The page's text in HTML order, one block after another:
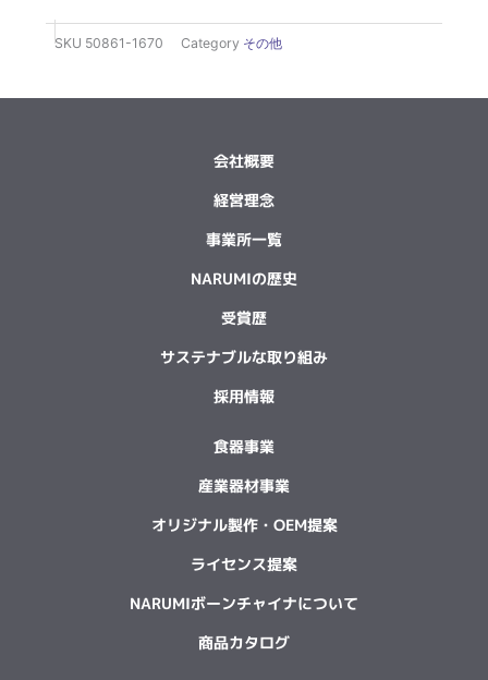
SKU 50861-1670 Category その他
会社概要
経営理念
事業所一覧
NARUMIの歴史
受賞歴
サステナブルな取り組み
採用情報
食器事業
産業器材事業
オリジナル製作・OEM提案
ライセンス提案
NARUMIボーンチャイナについて
商品カタログ